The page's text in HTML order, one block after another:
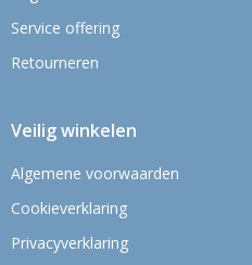
Service offering
Retourneren
Veilig winkelen
Algemene voorwaarden
Cookieverklaring
Privacyverklaring